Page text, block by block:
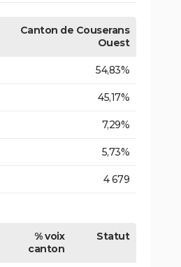
Canton de Couserans
Ouest
54,83%
45,17%
7,29%
5,73%
4 679
% voix
canton
Statut